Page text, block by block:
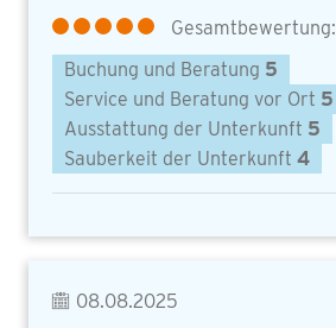
Gesamtbewertung:
Buchung und Beratung 5
Service und Beratung vor Ort 5
Ausstattung der Unterkunft 5
Sauberkeit der Unterkunft 4
08.08.2025